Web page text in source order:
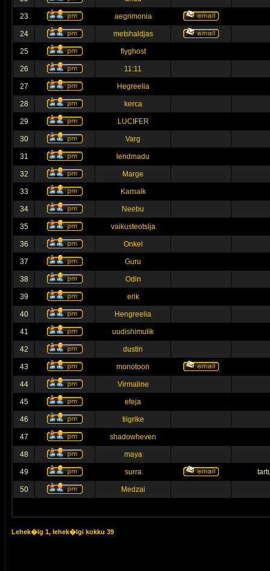
23 aegrimonia
24 metshaldjas
25 flyghost
26 11:11
27 Hegreelia
28 kerca
29 LUCIFER
30 Varg
31 lendmadu
32 Marge
33 Karnalk
34 Neebu
35 vaikusteotsija
36 Onkel
37 Guru
38 Odin
39 erik
40 Hengreelia
41 uudishimulik
42 dustin
43 monotoon
44 Virmaline
45 efeja
46 tiigrike
47 shadowheven
48 maya
49 surra
50 Medzai
Lehek�lg 1, lehek�lgi kokku 39